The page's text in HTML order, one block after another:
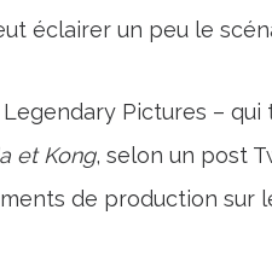
éclairer un peu le
Pictures –
et Kong, selon un post
de production sur